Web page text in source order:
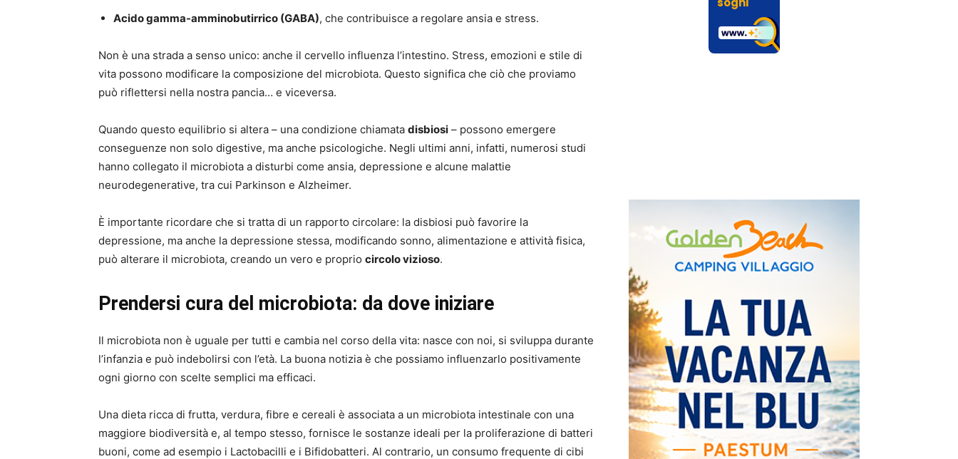
Acido gamma-amminobutirrico (GABA), che contribuisce a regolare ansia e stress.
Non è una strada a senso unico: anche il cervello influenza l’intestino. Stress, emozioni e stile di
vita possono modificare la composizione del microbiota. Questo significa che ciò che proviamo
può riflettersi nella nostra pancia… e viceversa.
Quando questo equilibrio si altera – una condizione chiamata disbiosi – possono emergere
conseguenze non solo digestive, ma anche psicologiche. Negli ultimi anni, infatti, numerosi studi
hanno collegato il microbiota a disturbi come ansia, depressione e alcune malattie
neurodegenerative, tra cui Parkinson e Alzheimer.
È importante ricordare che si tratta di un rapporto circolare: la disbiosi può favorire la
depressione, ma anche la depressione stessa, modificando sonno, alimentazione e attività fisica,
può alterare il microbiota, creando un vero e proprio circolo vizioso.
Prendersi cura del microbiota: da dove iniziare
Il microbiota non è uguale per tutti e cambia nel corso della vita: nasce con noi, si sviluppa durante
l’infanzia e può indebolirsi con l’età. La buona notizia è che possiamo influenzarlo positivamente
ogni giorno con scelte semplici ma efficaci.
Una dieta ricca di frutta, verdura, fibre e cereali è associata a un microbiota intestinale con una
maggiore biodiversità e, al tempo stesso, fornisce le sostanze ideali per la proliferazione di batteri
buoni, come ad esempio i Lactobacilli e i Bifidobatteri. Al contrario, un consumo frequente di cibi